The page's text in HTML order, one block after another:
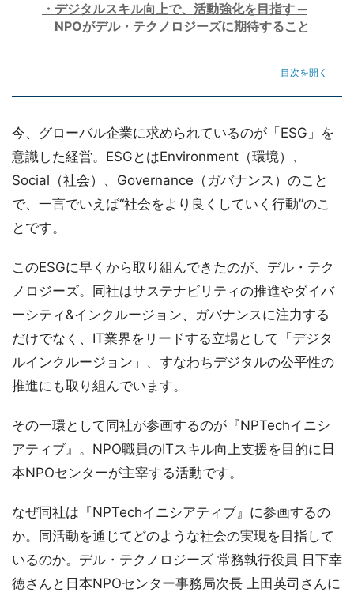
デジタルスキル向上で、活動強化を目指す ─
NPOがデル・テクノロジーズに期待すること
目次を開く
今、グローバル企業に求められているのが「ESG」を
意識した経営。ESGとはEnvironment（環境）、
Social（社会）、Governance（ガバナンス）のこと
で、一言でいえば“社会をより良くしていく行動”のこ
とです。
このESGに早くから取り組んできたのが、デル・テク
ノロジーズ。同社はサステナビリティの推進やダイバ
ーシティ&インクルージョン、ガバナンスに注力する
だけでなく、IT業界をリードする立場として「デジタ
ルインクルージョン」、すなわちデジタルの公平性の
推進にも取り組んでいます。
その一環として同社が参画するのが『NPTechイニシ
アティブ』。NPO職員のITスキル向上支援を目的に日
本NPOセンターが主宰する活動です。
なぜ同社は『NPTechイニシアティブ』に参画するの
か。同活動を通じてどのような社会の実現を目指して
いるのか。デル・テクノロジーズ 常務執行役員 日下幸
徳さんと日本NPOセンター事務局次長 上田英司さんに